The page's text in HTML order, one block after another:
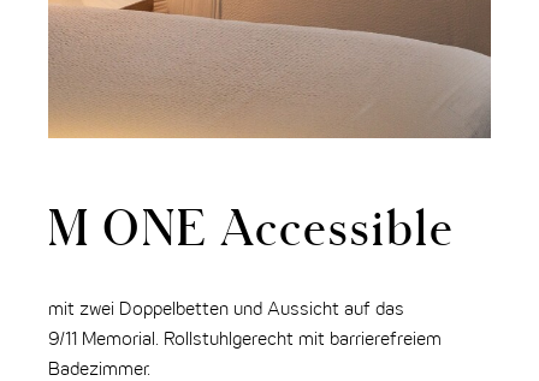
M ONE Accessible
mit zwei Doppelbetten und Aussicht auf das
9/11 Memorial. Rollstuhlgerecht mit barrierefreiem
Badezimmer.